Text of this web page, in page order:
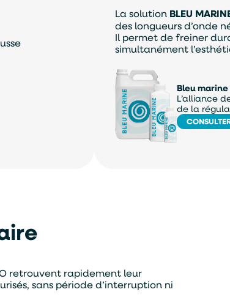
La solution BLEU
des longueurs d’onde
Il permet de freiner
simultanément
Bleu marine
L’alliance
de la
retrouvent rapidement leur
sans période d’interruption ni